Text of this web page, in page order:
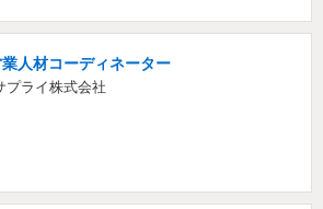
人材コーディネーター
プライ株式会社